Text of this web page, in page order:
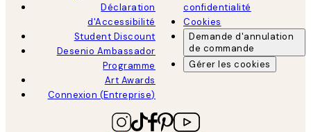
Déclaration
d'Accessibilité
Student Discount
Desenio Ambassador
Programme
Art Awards
Connexion (Entreprise)
confidentialité
Cookies
Demande d'annulation
de commande
Gérer les cookies